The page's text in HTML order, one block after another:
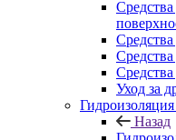
Средства
Средства
Средства
Уход за
Гидроизоляция
Назад